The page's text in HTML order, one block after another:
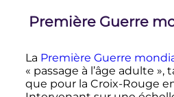
Première Guerre
La Première Guerre
« passage à l’âge adulte »,
que pour la Croix-Rouge